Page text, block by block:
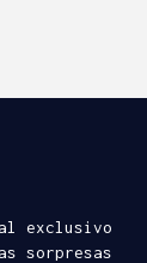
exclusivo
sorpresas